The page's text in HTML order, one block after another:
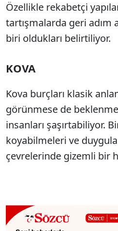
Özellikle rekabetçi
tartışmalarda geri
biri oldukları belirtiliyor.
KOVA
Kova burçları klasik
görünmese de
insanları şaşırtabiliyor.
koyabilmeleri ve
çevrelerinde gizemli bir